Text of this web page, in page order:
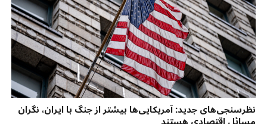
نظرسنجی‌‌های جدید: آمریکایی‌ها بیشتر از جنگ با ایران، نگران